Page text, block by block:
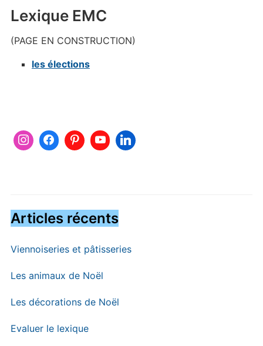
Lexique EMC
(PAGE EN CONSTRUCTION)
les élections
Articles récents
Viennoiseries et pâtisseries
Les animaux de Noël
Les décorations de Noël
Evaluer le lexique